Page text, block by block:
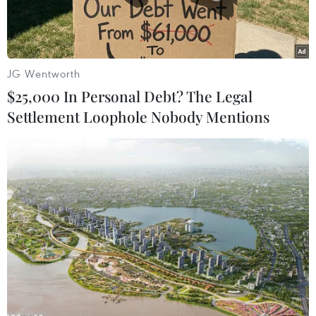
Thái Lan có thể phải xem xét việc di dời thủ đô Bangkok do
nước biển dâng. (Nguồn: rte)
Ngày 15/5, ông Pavich Kesavawong, Phó Tổng
giám đốc cơ quan biến đổi khí hậu và môi
trường thuộc Chính phủ Thái Lan cho biết nước
JG Wentworth
$25,000 In Personal Debt? The Legal
Settlement Loophole Nobody Mentions